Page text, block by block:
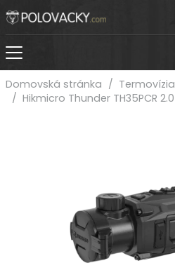
Domovská stránka / Termovízia
/ Hikmicro Thunder TH35PCR 2.0